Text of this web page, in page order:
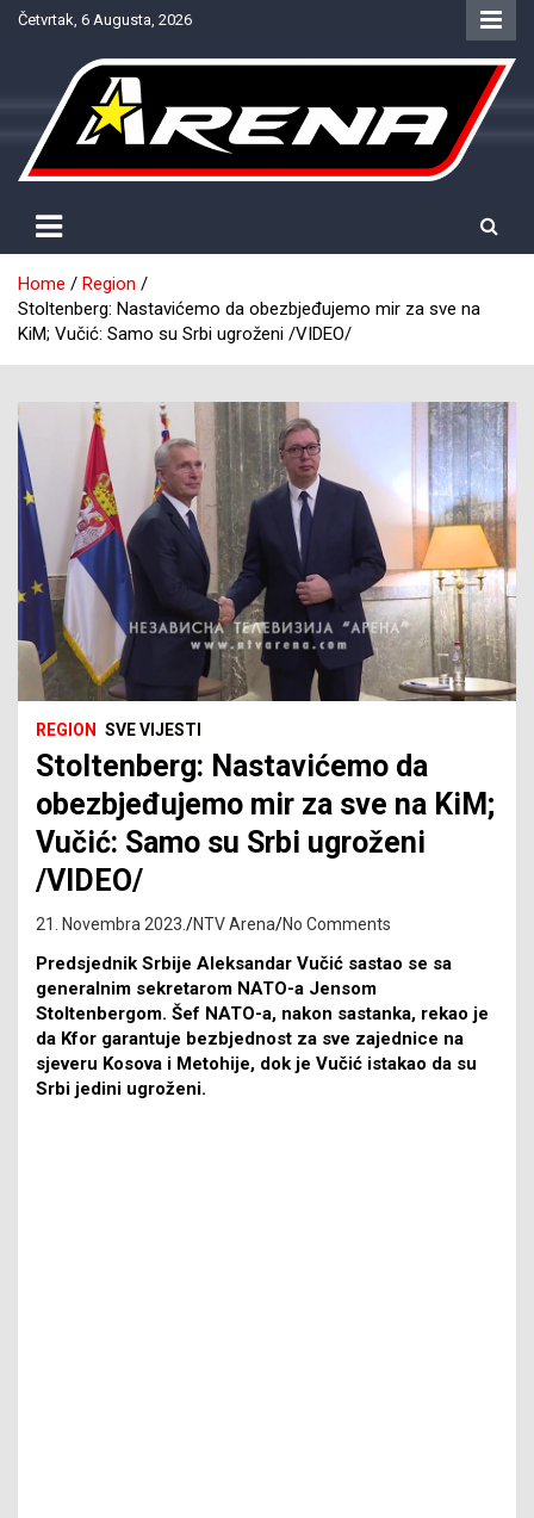
SkipČetvrtak, 6 Augusta, 2026
NTV Arena
Home
Region
Stoltenberg: Nastavićemo da obezbjeđujemo mir za sve na
KiM; Vučić: Samo su Srbi ugroženi /VIDEO/
REGION SVE VIJESTI
Stoltenberg: Nastavićemo da
obezbjeđujemo mir za sve na KiM;
Vučić: Samo su Srbi ugroženi
/VIDEO/
21. Novembra 2023. NTV Arena No Comments
Predsjednik Srbije Aleksandar Vučić sastao se sa
generalnim sekretarom NATO-a Jensom
Stoltenbergom. Šef NATO-a, nakon sastanka, rekao je
da Kfor garantuje bezbjednost za sve zajednice na
sjeveru Kosova i Metohije, dok je Vučić istakao da su
Srbi jedini ugroženi.